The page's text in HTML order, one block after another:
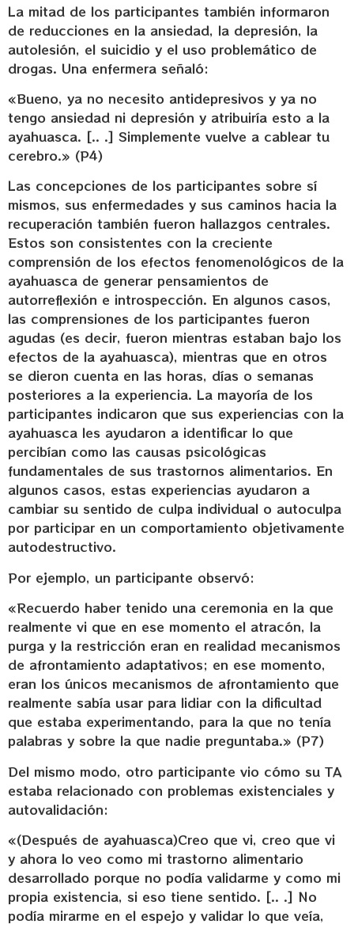
La mitad de los participantes también informaron
de reducciones en la ansiedad, la depresión, la
autolesión, el suicidio y el uso problemático de
drogas. Una enfermera señaló:
«Bueno, ya no necesito antidepresivos y ya no
tengo ansiedad ni depresión y atribuiría esto a la
ayahuasca. [.. .] Simplemente vuelve a cablear tu
cerebro.» (P4)
Las concepciones de los participantes sobre sí
mismos, sus enfermedades y sus caminos hacia la
recuperación también fueron hallazgos centrales.
Estos son consistentes con la creciente
comprensión de los efectos fenomenológicos de la
ayahuasca de generar pensamientos de
autorreflexión e introspección. En algunos casos,
las comprensiones de los participantes fueron
agudas (es decir, fueron mientras estaban bajo los
efectos de la ayahuasca), mientras que en otros
se dieron cuenta en las horas, días o semanas
posteriores a la experiencia. La mayoría de los
participantes indicaron que sus experiencias con la
ayahuasca les ayudaron a identificar lo que
percibían como las causas psicológicas
fundamentales de sus trastornos alimentarios. En
algunos casos, estas experiencias ayudaron a
cambiar su sentido de culpa individual o autoculpa
por participar en un comportamiento objetivamente
autodestructivo.
Por ejemplo, un participante observó:
«Recuerdo haber tenido una ceremonia en la que
realmente vi que en ese momento el atracón, la
purga y la restricción eran en realidad mecanismos
de afrontamiento adaptativos; en ese momento,
eran los únicos mecanismos de afrontamiento que
realmente sabía usar para lidiar con la dificultad
que estaba experimentando, para la que no tenía
palabras y sobre la que nadie preguntaba.» (P7)
Del mismo modo, otro participante vio cómo su TA
estaba relacionado con problemas existenciales y
autovalidación:
«(Después de ayahuasca)Creo que vi, creo que vi
y ahora lo veo como mi trastorno alimentario
desarrollado porque no podía validarme y como mi
propia existencia, si eso tiene sentido. [.. .] No
podía mirarme en el espejo y validar lo que veía,